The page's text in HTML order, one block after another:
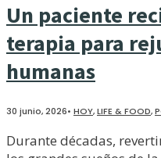
Un paciente
terapia para
humanas
30 junio, 2026• HOY,LIFE & FOOD,
Durante décadas,